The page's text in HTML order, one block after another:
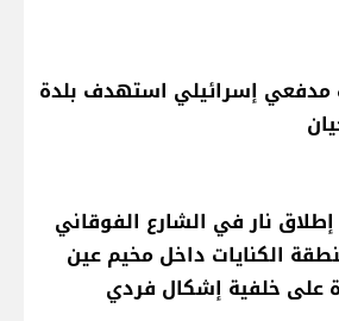
إسرائيلي استهدف بلدة
إطلاق نار في الشارع الفوقاني
الكنايات داخل مخيم عين
على خلفية إشكال فردي